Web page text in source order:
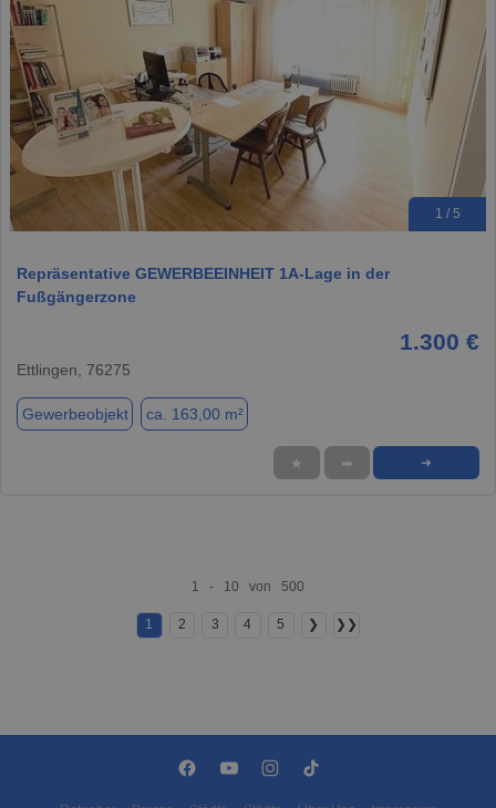
1 / 5
Repräsentative GEWERBEEINHEIT 1A-Lage in der
Fußgängerzone
1.300 €
Ettlingen, 76275
Gewerbeobjekt ca. 163,00 m²
★ ➦ ➜
1 - 10 von 500
1 2 3 4 5 ❯ ❯❯